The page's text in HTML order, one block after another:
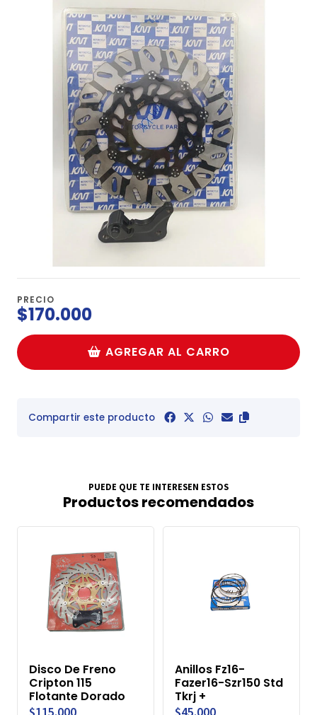
PRECIO
$170.000
AGREGAR AL CARRO
Compartir este producto
PUEDE QUE TE INTERESEN ESTOS
Productos recomendados
Disco De Freno
Cripton 115
Flotante Dorado
Anillos Fz16-
Fazer16-Szr150 Std
Tkrj +